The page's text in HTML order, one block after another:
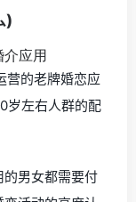
)
营的老牌婚恋应
岁左右人群的配
男女都需要付